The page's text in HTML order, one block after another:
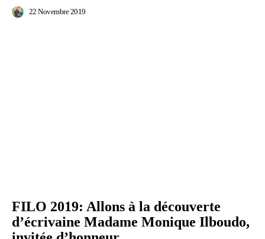
22 Novembre 2019
FILO 2019: Allons à la découverte
d’écrivaine Madame Monique Ilboudo,